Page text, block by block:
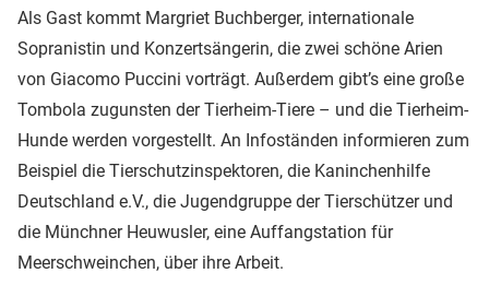
Als Gast kommt Margriet Buchberger, internationale
Sopranistin und Konzertsängerin, die zwei schöne Arien
von Giacomo Puccini vorträgt. Außerdem gibt’s eine große
Tombola zugunsten der Tierheim-Tiere – und die Tierheim-
Hunde werden vorgestellt. An Infoständen informieren zum
Beispiel die Tierschutzinspektoren, die Kaninchenhilfe
Deutschland e.V., die Jugendgruppe der Tierschützer und
die Münchner Heuwusler, eine Auffangstation für
Meerschweinchen, über ihre Arbeit.